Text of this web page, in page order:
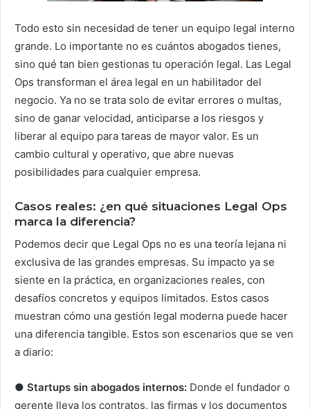
Todo esto sin necesidad de tener un equipo legal interno
grande. Lo importante no es cuántos abogados tienes,
sino qué tan bien gestionas tu operación legal. Las Legal
Ops transforman el área legal en un habilitador del
negocio. Ya no se trata solo de evitar errores o multas,
sino de ganar velocidad, anticiparse a los riesgos y
liberar al equipo para tareas de mayor valor. Es un
cambio cultural y operativo, que abre nuevas
posibilidades para cualquier empresa.
Casos reales: ¿en qué situaciones Legal Ops
marca la diferencia?
Podemos decir que Legal Ops no es una teoría lejana ni
exclusiva de las grandes empresas. Su impacto ya se
siente en la práctica, en organizaciones reales, con
desafíos concretos y equipos limitados. Estos casos
muestran cómo una gestión legal moderna puede hacer
una diferencia tangible. Estos son escenarios que se ven
a diario:
● Startups sin abogados internos: Donde el fundador o
gerente lleva los contratos, las firmas y los documentos